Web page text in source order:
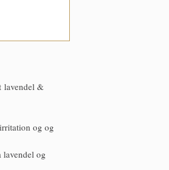
lavendel &
og og
og